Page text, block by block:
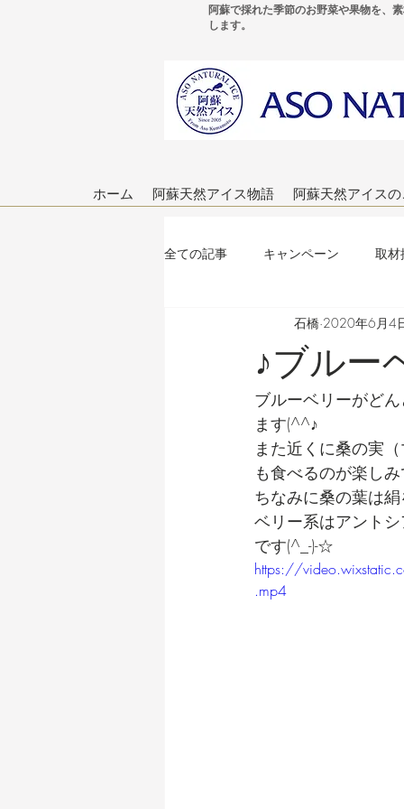
阿蘇で採れた季節のお野菜や果物を、
します。
ホーム 阿蘇天然アイス物語 阿蘇天然アイス
全ての記事 キャンペーン 取材
ブログ作成のヒント
♪ブルー
石橋 2020年6月4
ブルーベリーがど
ます(^^♪
また近くに桑の実
も食べるのが楽し
ちなみに桑の葉は
ベリー系はアント
です(^_-)-☆
https://
.mp4